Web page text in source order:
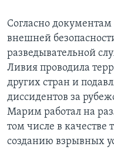
Согласно
внешней
разведывательной
Ливия проводила
других стран и
диссидентов за
Марим работал на
том числе в качестве
созданию взрывных